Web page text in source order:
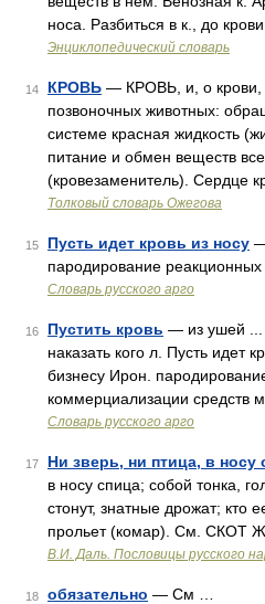
носа. Разбиться в к., до
Энциклопедический словарь
14 КРОВЬ — КРОВЬ, и, о крови,
позвоночных животных:
системе красная жидкость
питание и обмен веществ
(кровезаменитель). Сердце
Толковый словарь Ожегова
15 Пусть идет кровь из носу
пародирование реакционных
Словарь русского арго
16 Пустить кровь — из ушей ...
наказать кого л. Пусть идет
бизнесу Ирон.
коммерциализации средств
Словарь русского арго
17 Ни зверь, ни птица, в носу
в носу спица; собой тонка,
стонут, знатные дрожат; кто
прольет (комар). См. СКОТ
В.И. Даль. Пословицы русского
18 обязательно — См …